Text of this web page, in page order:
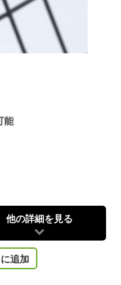
能
他の詳細を見る
追加